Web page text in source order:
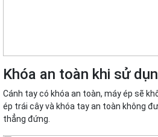
Khóa an toàn khi sử
Cánh tay có khóa an toàn, máy ép sẽ
ép trái cây và khóa tay an toàn không
thẳng đứng.